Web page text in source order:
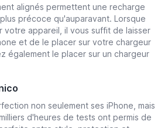
alignés permettent une recharge
précoce qu'auparavant. Lorsque
votre appareil, il vous suffit de laisser
et de le placer sur votre chargeur
également le placer sur un chargeur
non seulement ses iPhone, mais
d'heures de tests ont permis de